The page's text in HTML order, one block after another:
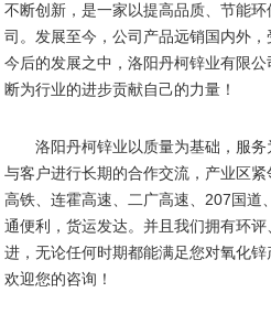
不断创新，是一家以提高品质、节能
司。发展至今，公司产品远销国内外
今后的发展之中，洛阳丹柯锌业有限
断为行业的进步贡献自己的力量！
洛阳丹柯锌业以质量为基础，服
与客户进行长期的合作交流，产业区
高铁、连霍高速、二广高速、207国道
通便利，货运发达。并且我们拥有环
进，无论任何时期都能满足您对氧化
欢迎您的咨询！